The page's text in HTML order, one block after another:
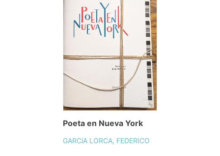
Poeta en Nueva York
GARCíA LORCA, FEDERICO